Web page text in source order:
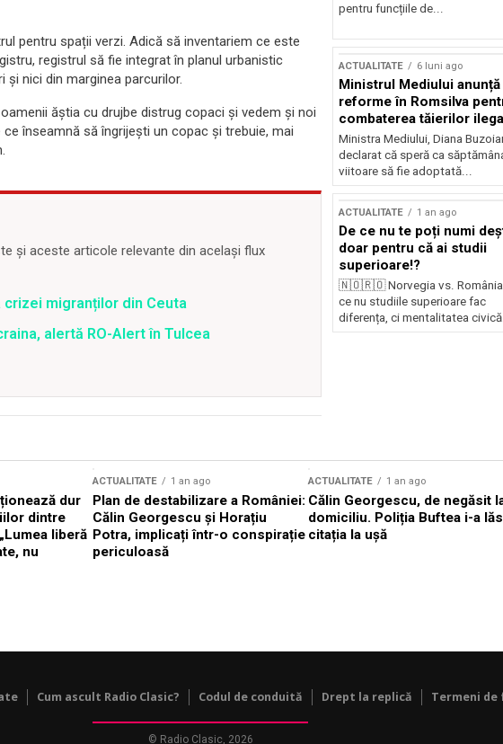
pentru spații verzi. Adică să inventariem ce este
registrul să fie integrat în planul urbanistic
și nici din marginea parcurilor.
ăștia cu drujbe distrug copaci și vedem și noi
înseamnă să îngrijești un copac și trebuie, mai
și aceste articole relevante din același flux
migranților din Ceuta
alertă RO-Alert în Tulcea
pentru funcțiile de...
ACTUALITATE 6 luni ago
Ministrul Mediului anunță
reforme în Romsilva
combaterea tăierilor
Ministra Mediului, Diana
declarat că speră ca
viitoare să fie adoptată...
ACTUALITATE 1 an ago
De ce nu te poți numi
doar pentru că ai studii
superioare!?
🇳🇴🇷🇴 Norvegia vs.
ce nu studiile superioare fac
diferența, ci mentalitatea
dur
dintre
liberă
nu
ACTUALITATE 1 an ago
Plan de destabilizare a României:
Călin Georgescu și Horațiu
Potra, implicați într-o conspirație
periculoasă
ACTUALITATE 1 an ago
Călin Georgescu, de negăsit
domiciliu. Poliția Buftea i-a
citația la ușă
Cum ascult Radio Clasic? Codul de conduită Drept la replică Termeni de
© Radio Clasic, 2026